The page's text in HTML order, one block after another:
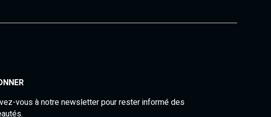
vous à notre newsletter pour rester informé des